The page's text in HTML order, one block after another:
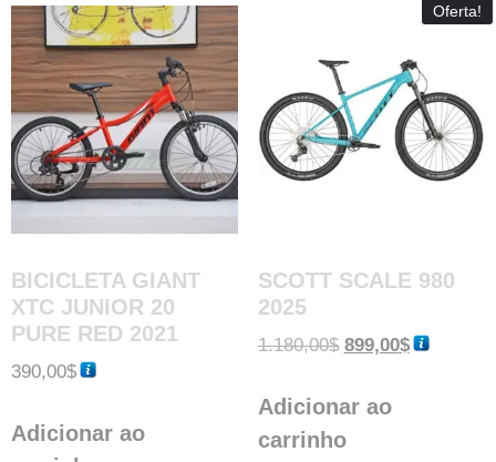
BICICLETA GIANT
XTC JUNIOR 20
PURE RED 2021
390,00$
Adicionar ao
Oferta!
SCOTT SCALE 980
2025
1.180,00$ 899,00$
Adicionar ao
carrinho